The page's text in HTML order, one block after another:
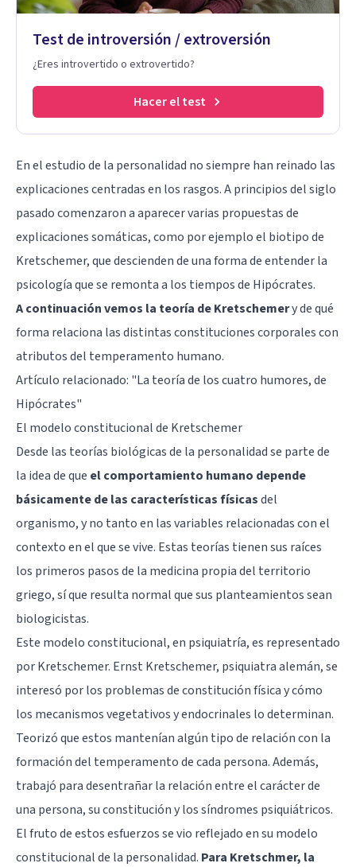
Test de introversión / extroversión
¿Eres introvertido o extrovertido?
Hacer el test
En el estudio de la personalidad no siempre han reinado las
explicaciones centradas en los rasgos. A principios del siglo
pasado comenzaron a aparecer varias propuestas de
explicaciones somáticas, como por ejemplo el biotipo de
Kretschemer, que descienden de una forma de entender la
psicología que se remonta a los tiempos de Hipócrates.
A continuación vemos la teoría de Kretschemery de qué
forma relaciona las distintas constituciones corporales con
atributos del temperamento humano.
Artículo relacionado: "La teoría de los cuatro humores, de
Hipócrates"
El modelo constitucional de Kretschemer
Desde las teorías biológicas de la personalidad se parte de
la idea de que el comportamiento humano depende
básicamente de las características físicasdel
organismo, y no tanto en las variables relacionadas con el
contexto en el que se vive. Estas teorías tienen sus raíces
los primeros pasos de la medicina propia del territorio
griego, sí que resulta normal que sus planteamientos sean
biologicistas.
Este modelo constitucional, en psiquiatría, es representado
por Kretschemer. Ernst Kretschemer, psiquiatra alemán, se
interesó por los problemas de constitución física y cómo
los mecanismos vegetativos y endocrinales lo determinan.
Teorizó que estos mantenían algún tipo de relación con la
formación del temperamento de cada persona. Además,
trabajó para desentrañar la relación entre el carácter de
una persona, su constitución y los síndromes psiquiátricos.
El fruto de estos esfuerzos se vio reflejado en su modelo
constitucional de la personalidad. Para Kretschmer, la